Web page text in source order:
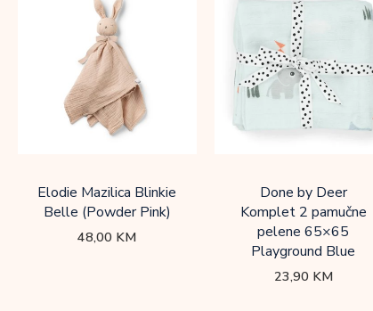
Elodie Mazilica Blinkie
Belle (Powder Pink)
48,00 KM
Done by Deer
Komplet 2 pamučne
pelene 65×65
Playground Blue
23,90 KM